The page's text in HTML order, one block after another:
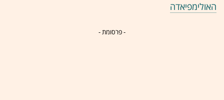
האולימפיאדה
- פרסומת -